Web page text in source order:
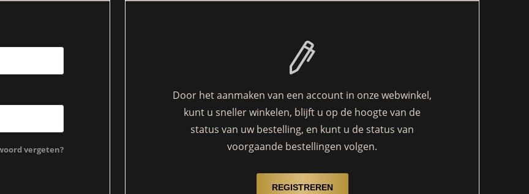
Door het aanmaken van een account in onze webwinkel,
kunt u sneller winkelen, blijft u op de hoogte van de
status van uw bestelling, en kunt u de status van
voorgaande bestellingen volgen.
vergeten?